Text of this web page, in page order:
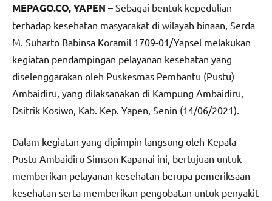
MEPAGO.CO, YAPEN – Sebagai bentuk kepedulian
terhadap kesehatan masyarakat di wilayah binaan, Serda
M. Suharto Babinsa Koramil 1709-01/Yapsel melakukan
kegiatan pendampingan pelayanan kesehatan yang
diselenggarakan oleh Puskesmas Pembantu (Pustu)
Ambaidiru, yang dilaksanakan di Kampung Ambaidiru,
Dsitrik Kosiwo, Kab. Kep. Yapen, Senin (14/06/2021).
Dalam kegiatan yang dipimpin langsung oleh Kepala
Pustu Ambaidiru Simson Kapanai ini, bertujuan untuk
memberikan pelayanan kesehatan berupa pemeriksaan
kesehatan serta memberikan pengobatan untuk penyakit